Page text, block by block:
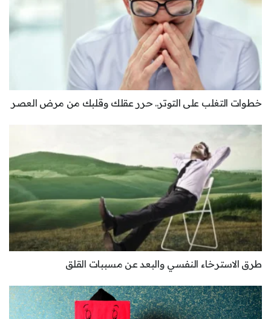
خطوات التغلب على التوتر.. حرر عقلك وقلبك من مرض العصر
طرق الاسترخاء النفسي والبعد عن مسببات القلق